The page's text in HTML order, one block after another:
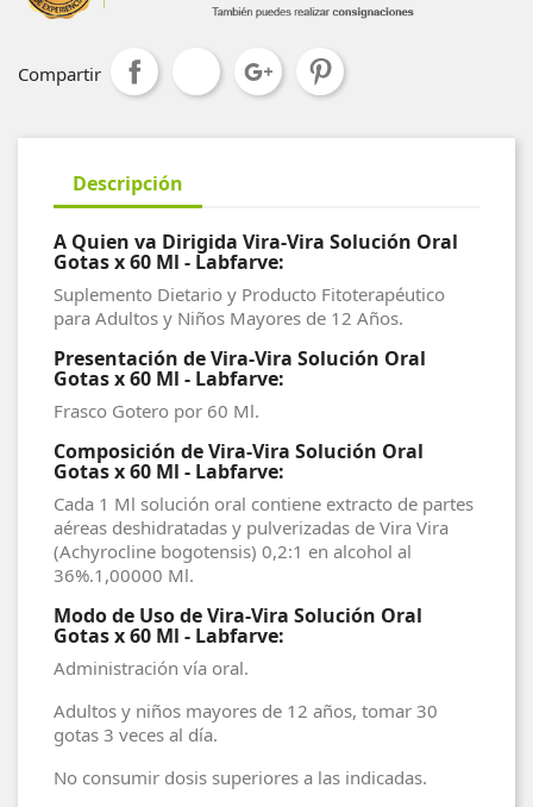
Compartir
Descripción
A Quien va Dirigida Vira-Vira Solución Oral
Gotas x 60 Ml - Labfarve:
Suplemento Dietario y Producto Fitoterapéutico
para Adultos y Niños Mayores de 12 Años.
Presentación de Vira-Vira Solución Oral
Gotas x 60 Ml - Labfarve:
Frasco Gotero por 60 Ml.
Composición de Vira-Vira Solución Oral
Gotas x 60 Ml - Labfarve:
Cada 1 Ml solución oral contiene extracto de partes
aéreas deshidratadas y pulverizadas de Vira Vira
(Achyrocline bogotensis) 0,2:1 en alcohol al
36%.1,00000 Ml.
Modo de Uso de Vira-Vira Solución Oral
Gotas x 60 Ml - Labfarve:
Administración vía oral.
Adultos y niños mayores de 12 años, tomar 30
gotas 3 veces al día.
No consumir dosis superiores a las indicadas.